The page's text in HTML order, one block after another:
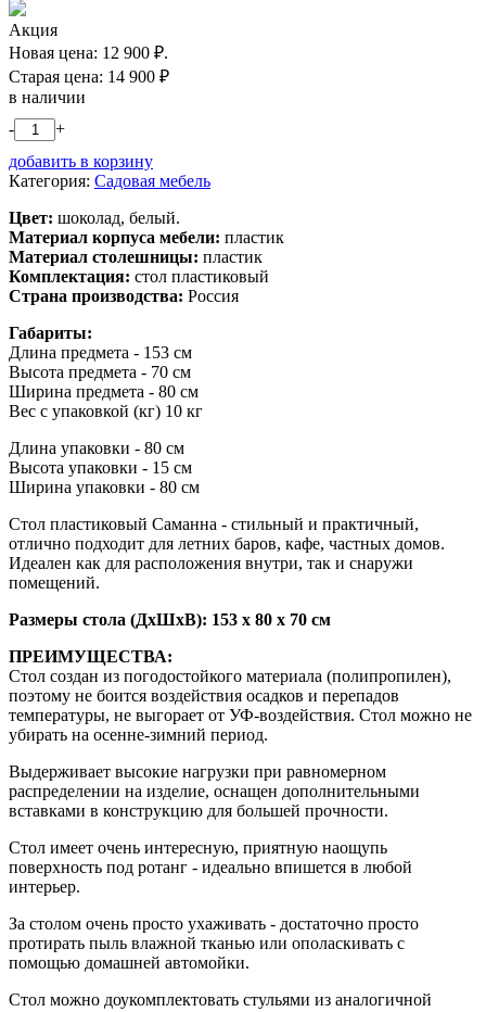
Акция
Новая цена: 12 900 ₽.
Старая цена: 14 900 ₽
в наличии
-
+
добавить в корзину
Категория: Садовая мебель
Цвет: шоколад, белый.
Материал корпуса мебели: пластик
Материал столешницы: пластик
Комплектация: стол пластиковый
Страна производства: Россия
Габариты:
Длина предмета - 153 см
Высота предмета - 70 см
Ширина предмета - 80 см
Вес с упаковкой (кг) 10 кг
Длина упаковки - 80 см
Высота упаковки - 15 см
Ширина упаковки - 80 см
Стол пластиковый Саманна - стильный и практичный,
отлично подходит для летних баров, кафе, частных домов.
Идеален как для расположения внутри, так и снаружи
помещений.
Размеры стола (ДхШхВ): 153 х 80 х 70 см
ПРЕИМУЩЕСТВА:
Стол создан из погодостойкого материала (полипропилен),
поэтому не боится воздействия осадков и перепадов
температуры, не выгорает от УФ-воздействия. Стол можно не
убирать на осенне-зимний период.
Выдерживает высокие нагрузки при равномерном
распределении на изделие, оснащен дополнительными
вставками в конструкцию для большей прочности.
Стол имеет очень интересную, приятную наощупь
поверхность под ротанг - идеально впишется в любой
интерьер.
За столом очень просто ухаживать - достаточно просто
протирать пыль влажной тканью или ополаскивать с
помощью домашней автомойки.
Стол можно доукомплектовать стульями из аналогичной